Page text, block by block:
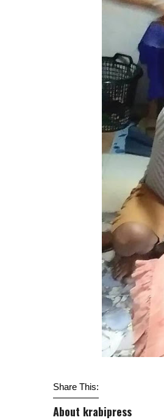
Share This:
About krabipress